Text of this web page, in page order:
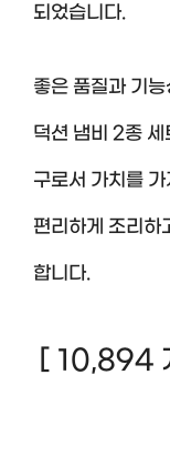
되었습니다.
좋은 품질과 기
덕션 냄비 2종
구로서 가치를
편리하게 조리하
합니다.
[ 10,894